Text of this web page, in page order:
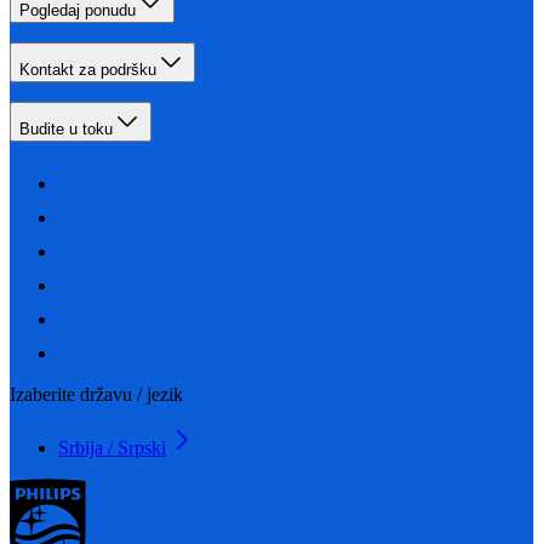
Pogledaj ponudu
Kontakt za podršku
Budite u toku
Izaberite državu / jezik
Srbija / Srpski